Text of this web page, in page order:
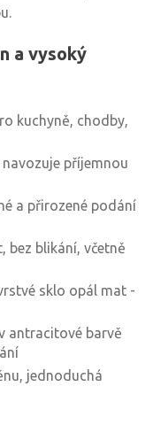
a vysoký
kuchyně, chodby,
příjemnou
a přirozené podání
bez blikání, včetně
sklo opál mat -
antracitové barvě
jednoduchá